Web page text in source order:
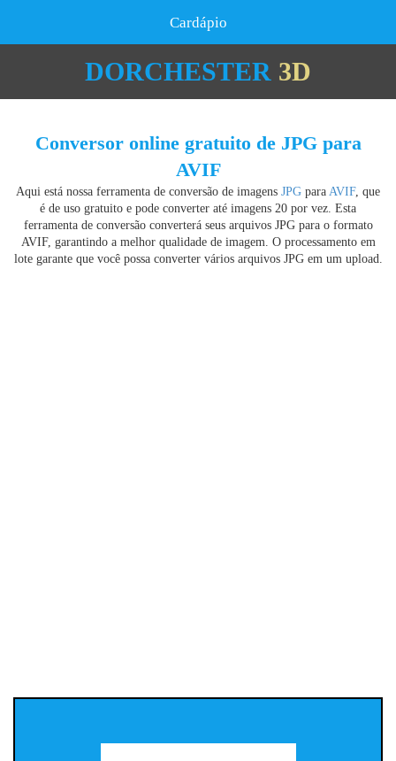
Cardápio
DORCHESTER 3D
Conversor online gratuito de JPG para
AVIF
Aqui está nossa ferramenta de conversão de imagens JPG para AVIF, que
é de uso gratuito e pode converter até imagens 20 por vez. Esta
ferramenta de conversão converterá seus arquivos JPG para o formato
AVIF, garantindo a melhor qualidade de imagem. O processamento em
lote garante que você possa converter vários arquivos JPG em um upload.